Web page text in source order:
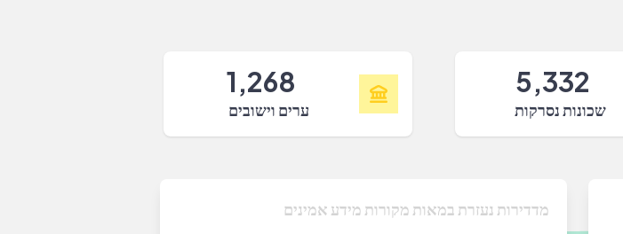
1,268
ערים וישובים
5,332
שכונות נסרקות
מדדירות נעזרת במאות מקורות מידע אמינים